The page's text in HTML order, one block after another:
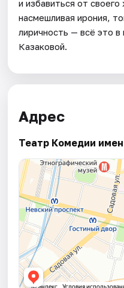
и избавиться от своего
насмешливая ирония,
лиричность — всё это
Казаковой.
Адрес
Театр Комедии